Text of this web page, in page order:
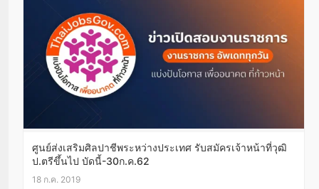
ศูนย์ส่งเสริมศิลปาชีพระหว่างประเทศ รับสมัครเจ้าหน้าที่วุฒิ
ป.ตรีขึ้นไป บัดนี้-30ก.ค.62
18 ก.ค. 2019